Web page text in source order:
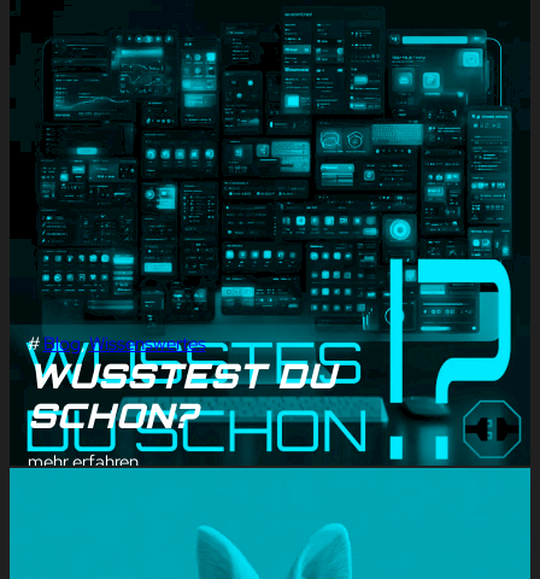
#Blog, Wissenswertes
WUSSTEST DU
SCHON?
mehr erfahren